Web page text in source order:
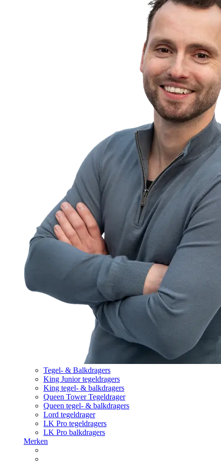
Tegel- & Balkdragers
King Junior tegeldragers
King tegel- & balkdragers
Queen Tower Tegeldrager
Queen tegel- & balkdragers
Lord tegeldrager
LK Pro tegeldragers
LK Pro balkdragers
Merken